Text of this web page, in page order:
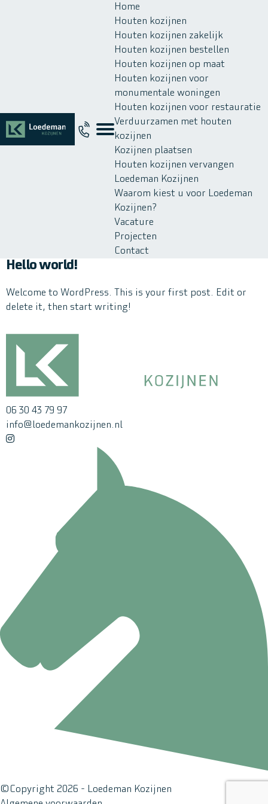
Home
Houten kozijnen
Houten kozijnen zakelijk
Houten kozijnen bestellen
Houten kozijnen op maat
Houten kozijnen voor
monumentale woningen
Houten kozijnen voor restauratie
Verduurzamen met houten
kozijnen
Kozijnen plaatsen
Houten kozijnen vervangen
Loedeman Kozijnen
Waarom kiest u voor Loedeman
Kozijnen?
Vacature
Projecten
Contact
Hello world!
Welcome to WordPress. This is your first post. Edit or
delete it, then start writing!
06 30 43 79 97
info@loedemankozijnen.nl
©Copyright 2026 - Loedeman Kozijnen